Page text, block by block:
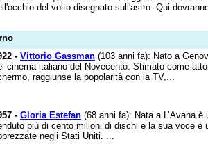
del volto disegnato sull'astro. Qui
- Vittorio Gassman (103 anni fa): Nato a
cinema italiano del Novecento. Stimato come
raggiunse la popolarità con la TV,...
- Gloria Estefan (68 anni fa): Nata a L’Avana
più di cento milioni di dischi e la sua voce è
negli Stati Uniti. ...